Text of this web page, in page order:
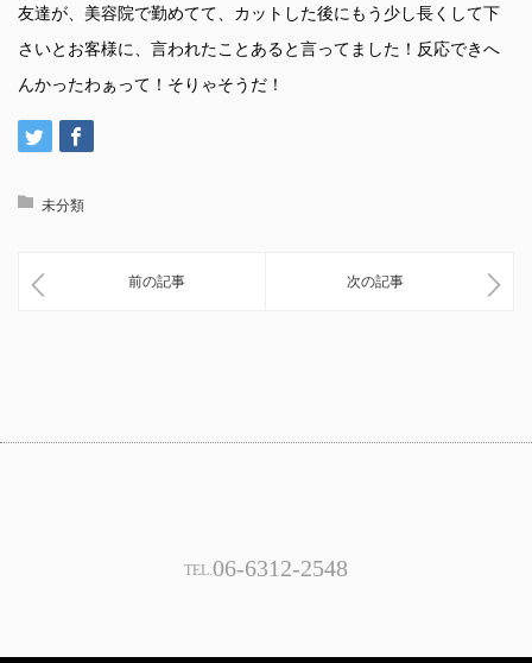
友達が、美容院で勤めてて、カットした後にもう少し長くして下
さいとお客様に、言われたことあると言ってました！反応できへ
んかったわぁって！そりゃそうだ！
未分類
前の記事 次の記事
TEL.06-6312-2548